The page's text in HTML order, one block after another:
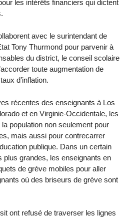
les intérêts financiers qui dictent
avec le surintendant de
Tony Thurmond pour parvenir à
du district, le conseil scolaire
toute augmentation de
d’inflation.
récentes des enseignants à Los
et en Virginie-Occidentale, les
population non seulement pour
mais aussi pour contrecarrer
publique. Dans un certain
plus grandes, les enseignants en
de grève mobiles pour aller
où des briseurs de grève sont
ont refusé de traverser les lignes